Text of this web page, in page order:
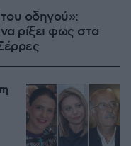
οδηγού»:
ρίξει φως στα